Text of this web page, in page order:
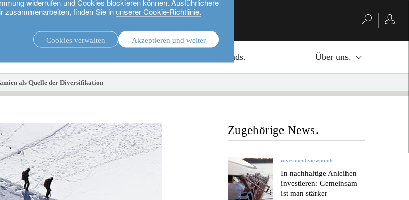
zusammenarbeiten, finden Sie in unserer Cookie-Richtlinie.
Cookies verwalten Akzeptieren und weiter
Investmentfonds. Über uns.
als Quelle der Diversifikation
Zugehörige News.
investment viewpoints
In nachhaltige Anleihen
investieren: Gemeinsam
ist man stärker